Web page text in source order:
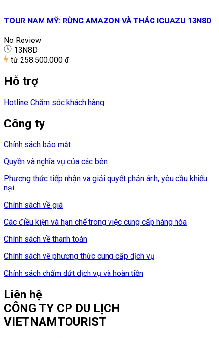
TOUR NAM MỸ: RỪNG AMAZON VÀ THÁC IGUAZU 13N8D
No Review
13N8D
từ 258.500.000 đ
Hỗ trợ
Hotline Chăm sóc khách hàng
Công ty
Chính sách bảo mật
Quyền và nghĩa vụ của các bên
Phương thức tiếp nhận và giải quyết phản ánh, yêu cầu khiếu
nại
Chính sách về giá
Các điều kiện và hạn chế trong việc cung cấp hàng hóa
Chính sách về thanh toán
Chính sách về phương thức cung cấp dịch vụ
Chính sách chấm dứt dịch vụ và hoàn tiền
Liên hệ
CÔNG TY CP DU LỊCH
VIETNAMTOURIST